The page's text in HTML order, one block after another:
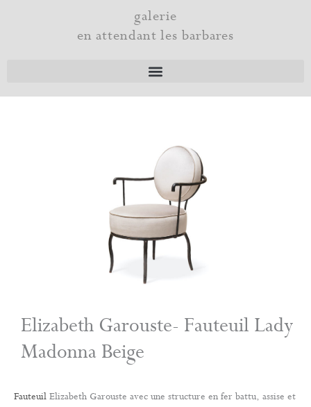
galerie
en attendant les barbares
Elizabeth Garouste- Fauteuil Lady
Madonna Beige
Fauteuil Elizabeth Garouste avec une structure en fer battu, assise et